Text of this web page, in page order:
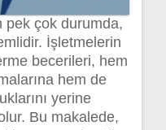
pek çok durumda,
İşletmelerin
becerileri, hem
hem de
yerine
Bu makalede,